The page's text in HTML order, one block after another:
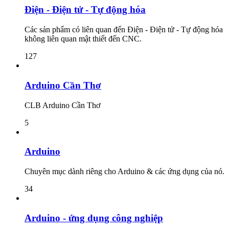
Điện - Điện tử - Tự động hóa
Các sản phẩm có liên quan đến Điện - Điện tử - Tự động hóa
không liên quan mật thiết đến CNC.
127
Arduino Cần Thơ
CLB Arduino Cần Thơ
5
Arduino
Chuyên mục dành riêng cho Arduino & các ứng dụng của nó.
34
Arduino - ứng dụng công nghiệp